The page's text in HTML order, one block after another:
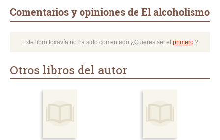
Comentarios y opiniones de El alcoholismo
Este libro todavía no ha sido comentado ¿Quieres ser el primero?
Otros libros del autor